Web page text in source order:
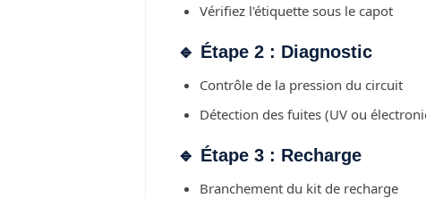
Vérifiez l'étiquette sous le capot
🔹 Étape 2 : Diagnostic
Contrôle de la pression du circuit
Détection des fuites (UV ou
🔹 Étape 3 : Recharge
Branchement du kit de recharge